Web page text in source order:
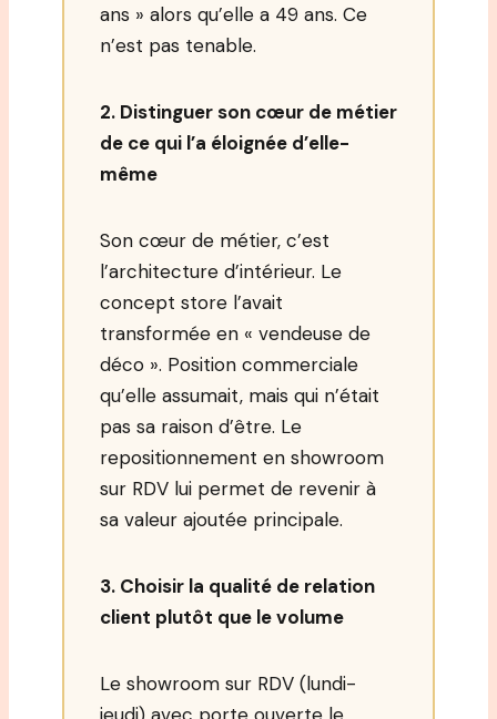
ans » alors qu’elle a 49 ans. Ce
n’est pas tenable.
2. Distinguer son cœur de métier
de ce qui l’a éloignée d’elle-
même
Son cœur de métier, c’est
l’architecture d’intérieur. Le
concept store l’avait
transformée en « vendeuse de
déco ». Position commerciale
qu’elle assumait, mais qui n’était
pas sa raison d’être. Le
repositionnement en showroom
sur RDV lui permet de revenir à
sa valeur ajoutée principale.
3. Choisir la qualité de relation
client plutôt que le volume
Le showroom sur RDV (lundi-
jeudi) avec porte ouverte le